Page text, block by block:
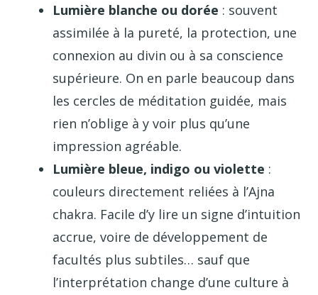
Lumière blanche ou dorée : souvent
assimilée à la pureté, la protection, une
connexion au divin ou à sa conscience
supérieure. On en parle beaucoup dans
les cercles de méditation guidée, mais
rien n’oblige à y voir plus qu’une
impression agréable.
Lumière bleue, indigo ou violette :
couleurs directement reliées à l’Ajna
chakra. Facile d’y lire un signe d’intuition
accrue, voire de développement de
facultés plus subtiles… sauf que
l’interprétation change d’une culture à